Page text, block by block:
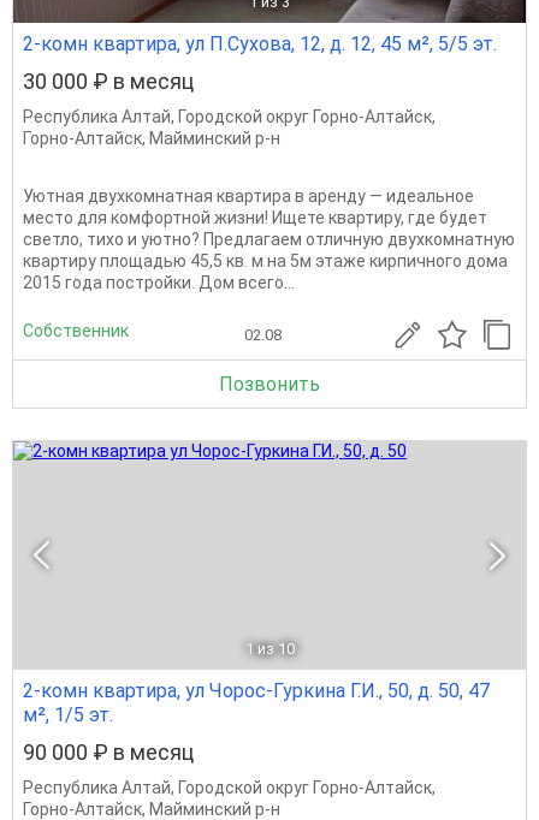
2-комн квартира, ул П.Сухова, 12, д. 12, 45 м², 5/5 эт.
30 000 ₽ в месяц
Республика Алтай, Городской округ Горно-Алтайск,
Горно-Алтайск, Майминский р-н
Уютная двухкомнатная квартира в аренду — идеальное
место для комфортной жизни! Ищете квартиру, где будет
светло, тихо и уютно? Предлагаем отличную двухкомнатную
квартиру площадью 45,5 кв. м на 5м этаже кирпичного дома
2015 года постройки. Дом всего...
Собственник 02.08
Позвонить
1 из 10
2-комн квартира, ул Чорос-Гуркина Г.И., 50, д. 50, 47
м², 1/5 эт.
90 000 ₽ в месяц
Республика Алтай, Городской округ Горно-Алтайск,
Горно-Алтайск, Майминский р-н